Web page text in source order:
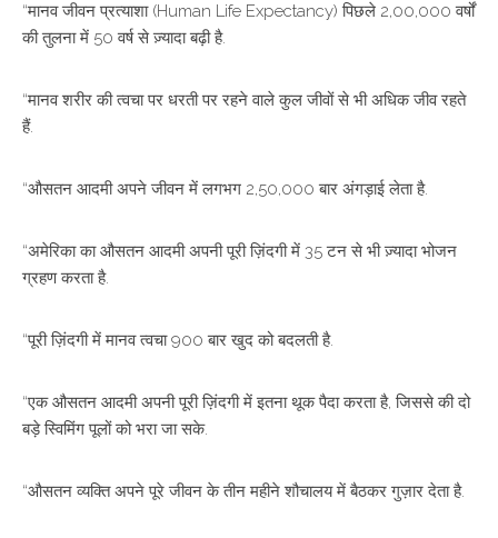
“मानव जीवन प्रत्याशा (Human Life Expectancy) पिछले 2,00,000 वर्षों
की तुलना में 50 वर्ष से ज़्यादा बढ़ी है.
“मानव शरीर की त्वचा पर धरती पर रहने वाले कुल जीवों से भी अधिक जीव रहते
हैं.
“औसतन आदमी अपने जीवन में लगभग 2,50,000 बार अंगड़ाई लेता है.
“अमेरिका का औसतन आदमी अपनी पूरी ज़िंदगी में 35 टन से भी ज़्यादा भोजन
ग्रहण करता है.
“पूरी ज़िंदगी में मानव त्वचा 900 बार खुद को बदलती है.
“एक औसतन आदमी अपनी पूरी ज़िंदगी में इतना थूक पैदा करता है, जिससे की दो
बड़े स्विमिंग पूलों को भरा जा सके.
“औसतन व्यक्ति अपने पूरे जीवन के तीन महीने शौचालय में बैठकर गुज़ार देता है.